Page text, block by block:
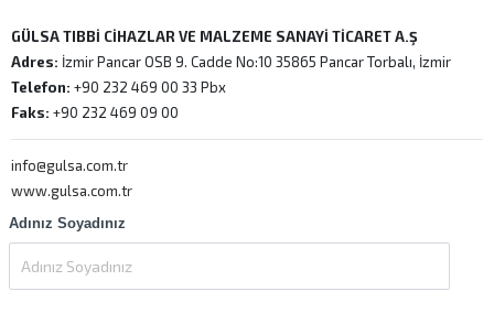
GÜLSA TIBBİ CİHAZLAR VE MALZEME SANAYİ TİCARET A.Ş
Adres: İzmir Pancar OSB 9. Cadde No:10 35865 Pancar Torbalı, İzmir
Telefon: +90 232 469 00 33 Pbx
Faks: +90 232 469 09 00
info@gulsa.com.tr
www.gulsa.com.tr
Adınız Soyadınız